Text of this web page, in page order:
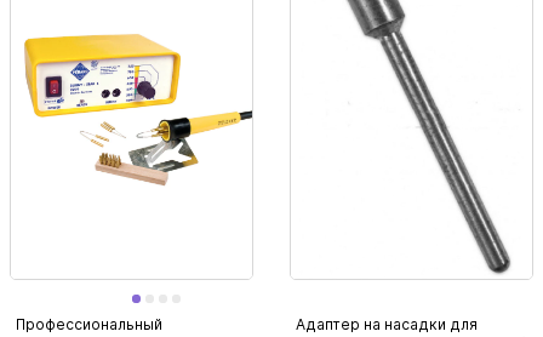
Профессиональный
Адаптер на насадки для